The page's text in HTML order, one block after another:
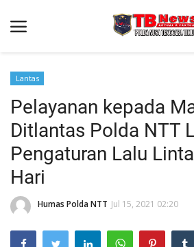
Beranda
Binkam
Terms & Conditions
Reskrim
Lantas
Polisi Kita
Lantas
Pelayanan kepada
Ditlantas Polda NTT
Pengaturan Lalu
Hari
Humas Polda NTT Jul 15, 2021 02:20